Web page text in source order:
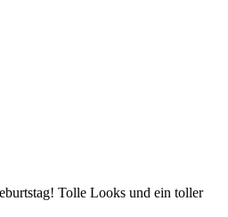
Tolle Looks und ein toller